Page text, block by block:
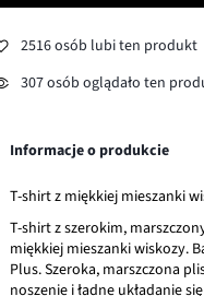
2516 osób lubi ten produkt
307 osób oglądało ten
Informacje o produkcie
T-shirt z miękkiej mieszanki
T-shirt z szerokim,
miękkiej mieszanki wiskozy.
Plus. Szeroka, marszczona
noszenie i ładne układanie